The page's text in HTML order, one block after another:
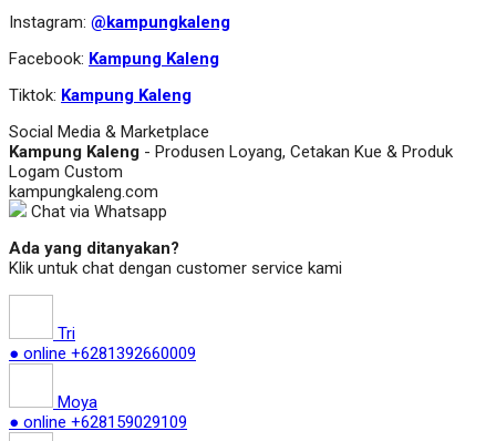
Instagram: @kampungkaleng
Facebook: Kampung Kaleng
Tiktok: Kampung Kaleng
Social Media & Marketplace
Kampung Kaleng - Produsen Loyang, Cetakan Kue & Produk
Logam Custom
kampungkaleng.com
Chat via Whatsapp
Ada yang ditanyakan?
Klik untuk chat dengan customer service kami
Tri
● online +6281392660009
Moya
● online +628159029109